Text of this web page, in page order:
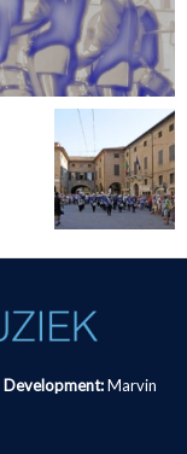
Development: Marvin